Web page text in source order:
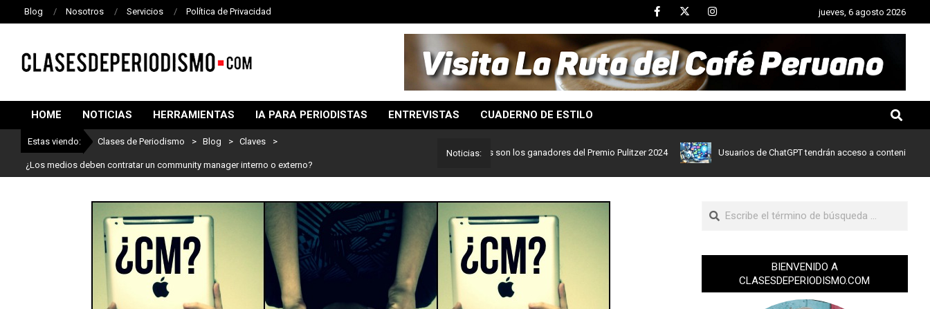
Blog Nosotros Servicios Política de Privacidad jueves, 6 agosto 2026
DE
PERIODISMO
HOME NOTICIAS HERRAMIENTAS IA PARA PERIODISTAS ENTREVISTAS CUADERNO DE ESTILO
Estas viendo: Clases de Periodismo > Blog > Claves >
¿Los medios deben contratar un community manager interno o externo?
Noticias:
Lo mejor del periodismo: Estos son los ganadores del Premio Pulitzer 2024 Usuarios de ChatGPT tendrán acceso a contenidos de
BIENVENIDO A
CLASESDEPERIODISMO.COM